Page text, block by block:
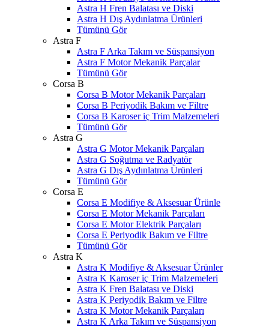
Astra H Fren Balatası ve Diski
Astra H Dış Aydınlatma Ürünleri
Tümünü Gör
Astra F
Astra F Arka Takım ve Süspansiyon
Astra F Motor Mekanik Parçalar
Tümünü Gör
Corsa B
Corsa B Motor Mekanik Parçaları
Corsa B Periyodik Bakım ve Filtre
Corsa B Karoser iç Trim Malzemeleri
Tümünü Gör
Astra G
Astra G Motor Mekanik Parçaları
Astra G Soğutma ve Radyatör
Astra G Dış Aydınlatma Ürünleri
Tümünü Gör
Corsa E
Corsa E Modifiye & Aksesuar Ürünle
Corsa E Motor Mekanik Parçaları
Corsa E Motor Elektrik Parçaları
Corsa E Periyodik Bakım ve Filtre
Tümünü Gör
Astra K
Astra K Modifiye & Aksesuar Ürünler
Astra K Karoser iç Trim Malzemeleri
Astra K Fren Balatası ve Diski
Astra K Periyodik Bakım ve Filtre
Astra K Motor Mekanik Parçaları
Astra K Arka Takım ve Süspansiyon